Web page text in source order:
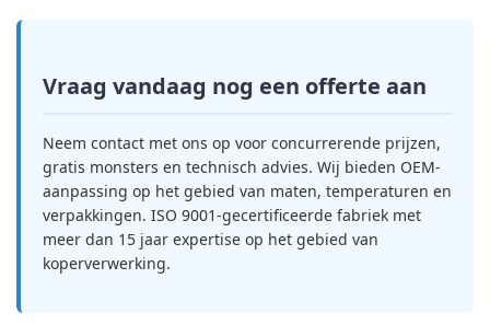
Vraag vandaag nog een offerte aan
Neem contact met ons op voor concurrerende prijzen,
gratis monsters en technisch advies. Wij bieden OEM-
aanpassing op het gebied van maten, temperaturen en
verpakkingen. ISO 9001-gecertificeerde fabriek met
meer dan 15 jaar expertise op het gebied van
koperverwerking.